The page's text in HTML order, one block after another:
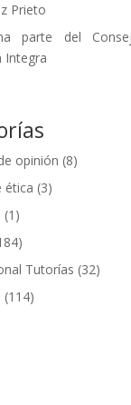
Prieto
parte del
Integra
opinión (8)
ética (3)
(1)
Tutorías (32)
(114)